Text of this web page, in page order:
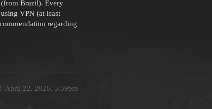
(from Brazil). Every
VPN (at least
regarding
April 22, 2026, 5:39pm